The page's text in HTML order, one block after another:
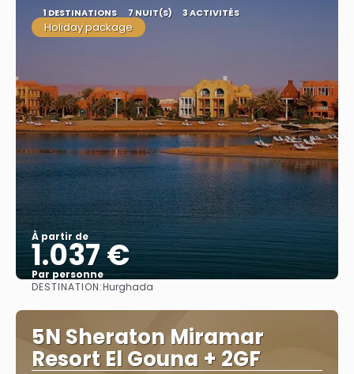
1 DESTINATIONS 7 NUIT(S) 3 ACTIVITÉS
Holiday package
À partir de
1.037 €
Par personne
DESTINATION:Hurghada
5N Sheraton Miramar
Resort El Gouna + 2GF